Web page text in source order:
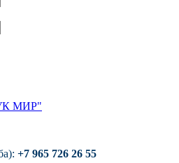
МИР"
+7 965 726 26 55